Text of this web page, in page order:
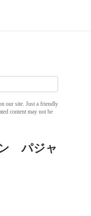
our site. Just a friendly
content may not be
パジャ